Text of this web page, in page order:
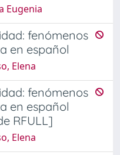
Eugenia
fenómenos
en español
Elena
fenómenos
en español
RFULL]
Elena